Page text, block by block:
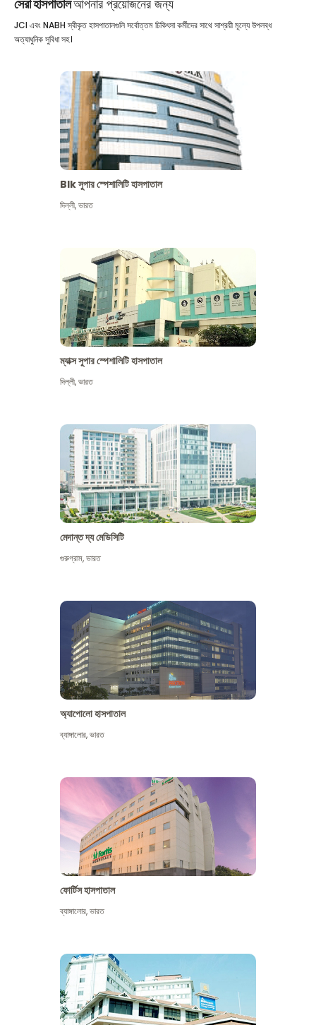
সেরা হাসপাতালআপনার প্রয়োজনের জন্য
JCI এবং NABH স্বীকৃত হাসপাতালগুলি সর্বোত্তম চিকিৎসা কর্মীদের সাথে সাশ্রয়ী মূল্যে উপলব্ধ
অত্যাধুনিক সুবিধা সহ।
Blk সুপার স্পেশালিটি হাসপাতাল
দিল্লী,ভারত
ম্যাক্স সুপার স্পেশালিটি হাসপাতাল
দিল্লী,ভারত
মেদান্ত দ্য মেডিসিটি
গুরুগ্রাম,ভারত
অ্যাপোলো হাসপাতাল
ব্যাঙ্গালোর,ভারত
ফোর্টিস হাসপাতাল
ব্যাঙ্গালোর,ভারত